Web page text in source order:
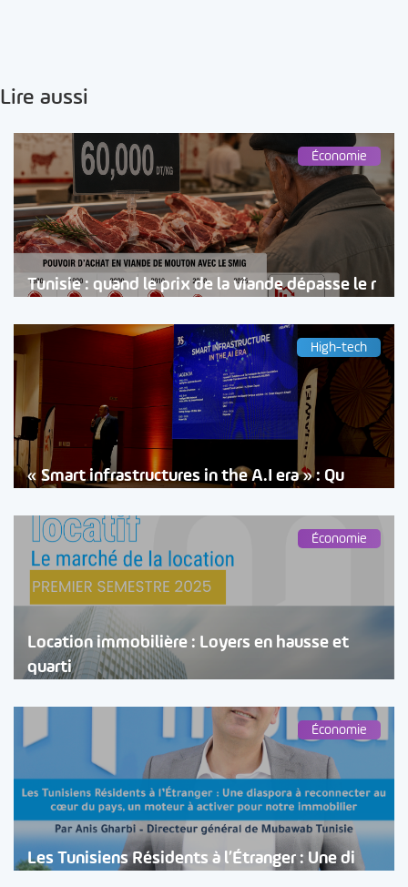
Lire aussi
Économie
Tunisie : quand le prix de la viande dépasse le r
High-tech
« Smart infrastructures in the A.I era » : Qu
Économie
Location immobilière : Loyers en hausse et
quarti
Économie
Les Tunisiens Résidents à l’Étranger : Une di